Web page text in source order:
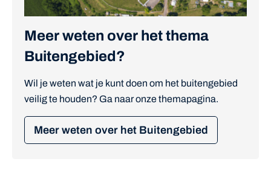
Meer weten over het thema
Buitengebied?
Wil je weten wat je kunt doen om het buitengebied
veilig te houden? Ga naar onze themapagina.
Meer weten over het Buitengebied